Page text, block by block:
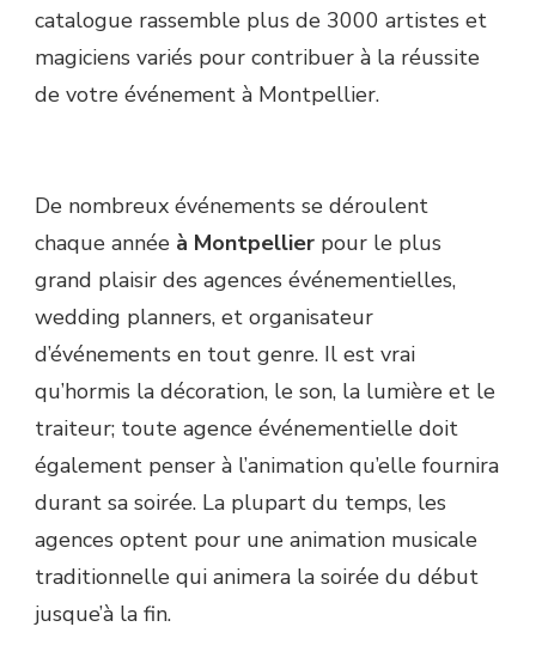
catalogue rassemble plus de 3000 artistes et
magiciens variés pour contribuer à la réussite
de votre événement à Montpellier.
De nombreux événements se déroulent
chaque année à Montpellier pour le plus
grand plaisir des agences événementielles,
wedding planners, et organisateur
d’événements en tout genre. Il est vrai
qu’hormis la décoration, le son, la lumière et le
traiteur; toute agence événementielle doit
également penser à l’animation qu’elle fournira
durant sa soirée. La plupart du temps, les
agences optent pour une animation musicale
traditionnelle qui animera la soirée du début
jusque’à la fin.